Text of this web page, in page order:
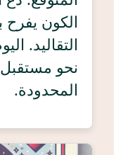
الكون
التقاليد.
نحو مستقبل
المحدودة.